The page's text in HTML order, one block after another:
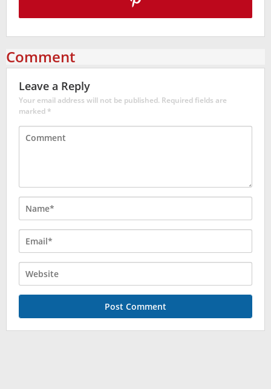
Comment
Leave a Reply
Your email address will not be published. Required fields are
marked*